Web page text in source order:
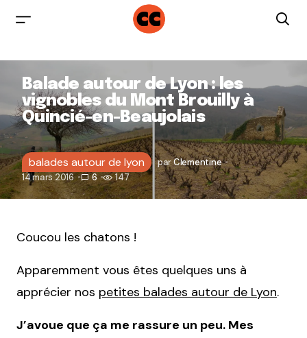
Balade autour de Lyon : les
vignobles du Mont Brouilly à
Quincié-en-Beaujolais
balades autour de lyon parClementine
14 mars 2016
6 147
Coucou les chatons !
Apparemment vous êtes quelques uns à
apprécier nos petites balades autour de Lyon.
J’avoue que ça me rassure un peu. Mes